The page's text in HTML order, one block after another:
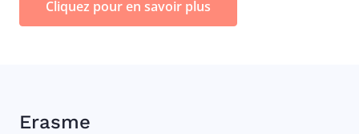
Cliquez pour en savoir plus
Erasme